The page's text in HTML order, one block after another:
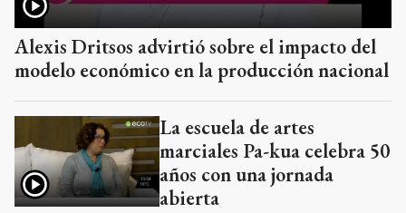
Alexis Dritsos advirtió sobre el impacto del
modelo económico en la producción nacional
La escuela de artes
marciales Pa-kua celebra 50
años con una jornada
abierta